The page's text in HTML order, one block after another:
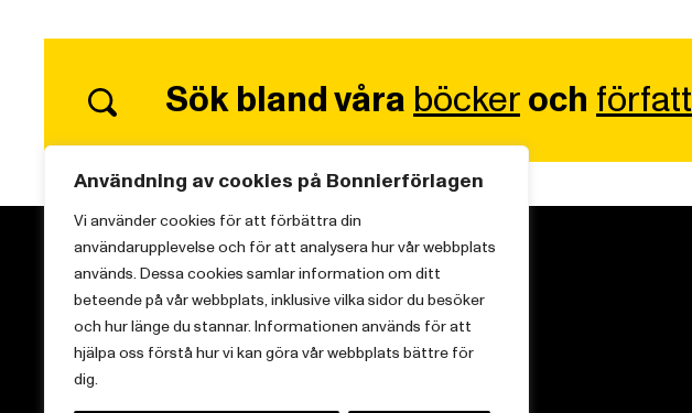
Användning av cookies på Bonnierförlagen
Vi använder cookies för att förbättra din
användarupplevelse och för att analysera hur vår webbplats
används. Dessa cookies samlar information om ditt
beteende på vår webbplats, inklusive vilka sidor du besöker
och hur länge du stannar. Informationen används för att
hjälpa oss förstå hur vi kan göra vår webbplats bättre för
dig.
Sök bland våra böckeroch
Vi brinner för starka berättelser och att sprida
kunskap inom aktuella ämnen.